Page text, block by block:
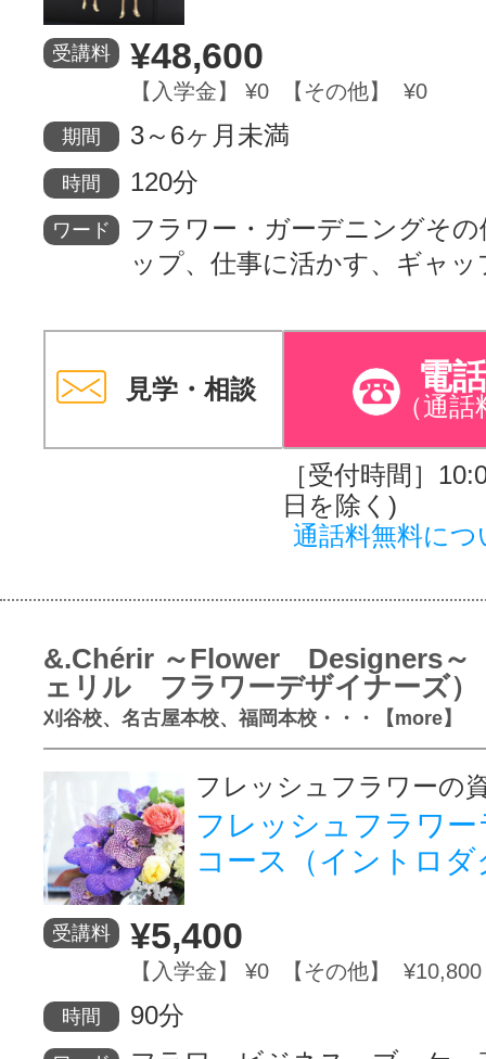
受講料 ¥48,600
【入学金】 ¥0 【その他】 ¥0
期間 3～6ヶ月未満
時間 120分
ワード
フラワー・ガーデニングそ
ップ、仕事に活かす、ギャッ
見学・相談 電
（通話
［受付時間］
日を除く)
通話料無料につ
&.Chérir ～Flower Designers
ェリル フラワーデザイナーズ）
刈谷校、名古屋本校、福岡本校・・・【more】
フレッシュフラワーの
フレッシュフラワ
コース（イントロ
受講料 ¥5,400
【入学金】 ¥0 【その他】 ¥10,800
時間 90分